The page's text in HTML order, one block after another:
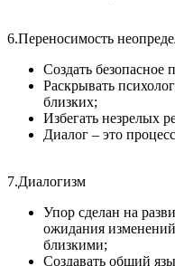
6.Переносимость
Создать безопасное
Раскрывать
близких;
Избегать незрелых
Диалог – это
7.Диалогизм
Упор сделан на
ожидания
близкими;
Создавать общий